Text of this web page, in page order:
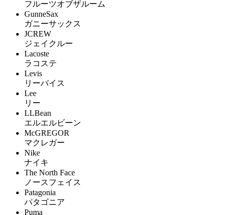
フルーツオブザルーム
GunneSax
ガニーサックス
JCREW
ジェイクルー
Lacoste
ラコステ
Levis
リーバイス
Lee
リー
LLBean
エルエルビーン
McGREGOR
マクレガー
Nike
ナイキ
The North Face
ノースフェイス
Patagonia
パタゴニア
Puma